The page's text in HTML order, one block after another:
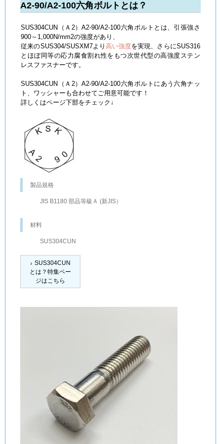
A2-90/A2-100六角ボルトとは？
SUS304CUN（Ａ2）A2-90/A2-100六角ボルトとは、引張強さ
900～1,000N/mm2の強度があり、
従来のSUS304/SUSXM7より 高い強度を実現、さらにSUS316
とほぼ同等の応力腐食割れ性をもつ次世代型の高強度ステン
レスファスナーです。
SUS304CUN（Ａ2）A2-90/A2-100六角ボルトにあう六角ナッ
ト、ワッシャーも合わせてご用意可能です！
詳しくはページ下部をチェック↓
製品規格
JIS B1180 部品等級Ａ (新JIS）
材料
SUS304CUN
SUS304CUN
とは？特集ペー
ジはこちら